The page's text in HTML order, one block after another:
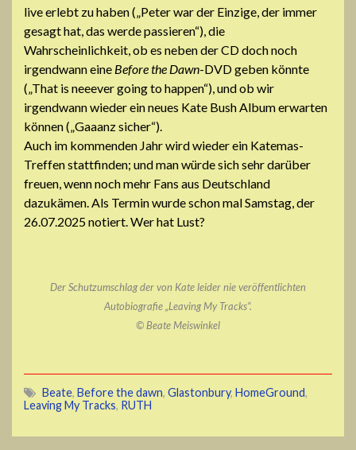
live erlebt zu haben („Peter war der Einzige, der immer
gesagt hat, das werde passieren“), die
Wahrscheinlichkeit, ob es neben der CD doch noch
irgendwann eine Before the Dawn-DVD geben könnte
(„That is neeever going to happen“), und ob wir
irgendwann wieder ein neues Kate Bush Album erwarten
können („Gaaanz sicher“).
Auch im kommenden Jahr wird wieder ein Katemas-
Treffen stattfinden; und man würde sich sehr darüber
freuen, wenn noch mehr Fans aus Deutschland
dazukämen. Als Termin wurde schon mal Samstag, der
26.07.2025 notiert. Wer hat Lust?
Der Schutzumschlag der von Kate leider nie veröffentlichten
Autobiografie „Leaving My Tracks“.
© Beate Meiswinkel
Beate, Before the dawn, Glastonbury, HomeGround,
Leaving My Tracks, RUTH